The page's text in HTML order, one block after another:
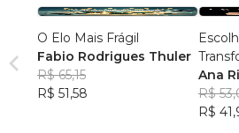
O Elo Mais Frágil
Fabio Rodrigues Thuler
R$ 65,15
R$ 51,58
Ana
R$
R$